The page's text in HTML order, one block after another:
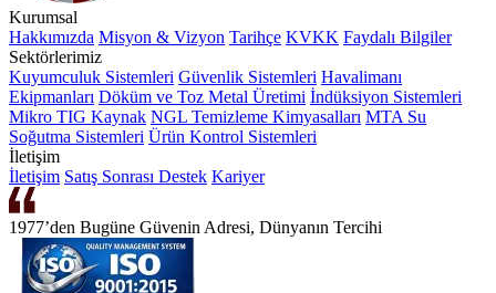
Kurumsal
Hakkımızda Misyon & Vizyon Tarihçe KVKK Faydalı Bilgiler
Sektörlerimiz
Kuyumculuk Sistemleri Güvenlik Sistemleri Havalimanı
Ekipmanları Döküm ve Toz Metal Üretimi İndüksiyon Sistemleri
Mikro TIG Kaynak NGL Temizleme Kimyasalları MTA Su
Soğutma Sistemleri Ürün Kontrol Sistemleri
İletişim
İletişim Satış Sonrası Destek Kariyer
1977’den Bugüne Güvenin Adresi, Dünyanın Tercihi